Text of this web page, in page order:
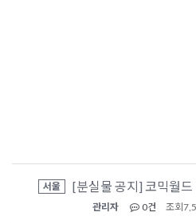
서울 [분실물 공지] 코믹월
관리자 0건 조회